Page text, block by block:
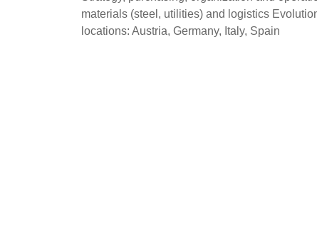
materials (steel, utilities) and logistics
locations: Austria, Germany, Italy, Spain